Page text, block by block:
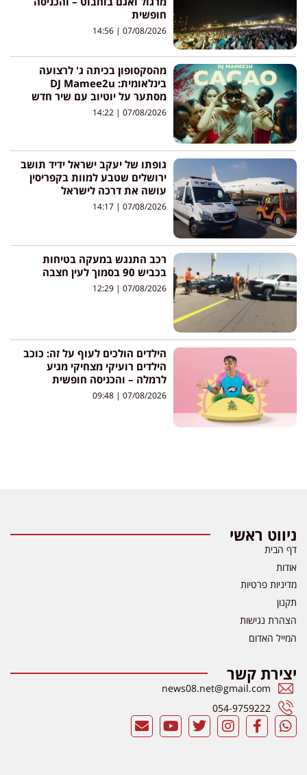
חופשית
07/08/2026
מהסקסופון בכיתה ג' לרצועה
בינלאומית: DJ Mamee2u
מסתער על יוטיוב עם שיר חדש
07/08/2026
גופתו של יעקב ישראל ידיד תושב
ירושלים שטבע למוות בקפריסין
עושה את דרכה לישראל
07/08/2026
רכב התנגש במעקה בטיחות
בכביש 90 בסמוך לעין חצבה
07/08/2026
הילדים הולכים לעוף על זה: כוכב
הילדים רועיקי מצחיקי מגיע
לרמלה – והכניסה חופשית
07/08/2026
ניווט ראשי
דף הבית
אודות
מדיניות פרטיות
תקנון
הצהרת נגישות
המייל האדום
יצירת קשר
news08.net@gmail.com
054-9759222